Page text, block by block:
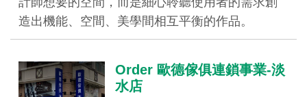
造出機能、空間、美學間相互平衡的作品。
Order 歐德傢俱連鎖事業-淡
水店